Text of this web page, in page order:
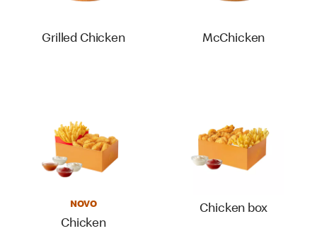
Grilled Chicken McChicken
NOVO
Chicken
Chicken box